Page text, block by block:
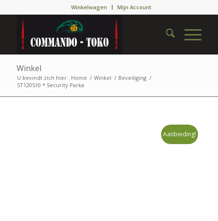
Winkelwagen Mijn Account
Winkel
U bevindt zich hier: Home / Winkel / Beveiliging /
ST120510 * Security Parka
Aanbieding!